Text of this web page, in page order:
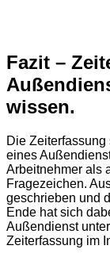
Fazit –
wissen.
Die
eines
Arbeitnehmer als
Fragezeichen.
geschrieben und
Ende hat sich
Außendienst
Zeiterfassung im